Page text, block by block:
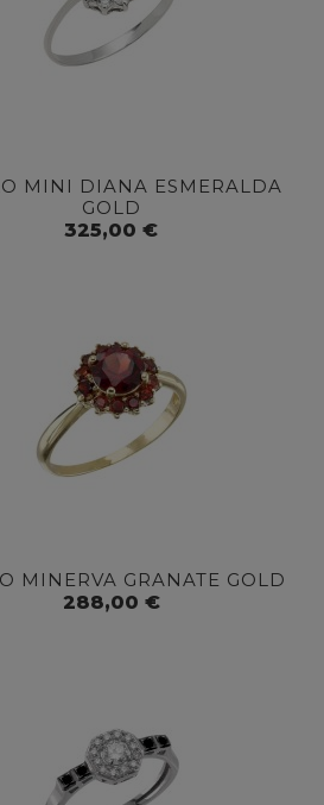
MINI DIANA ESMERALDA
GOLD
325,00 €
MINERVA GRANATE GOLD
288,00 €